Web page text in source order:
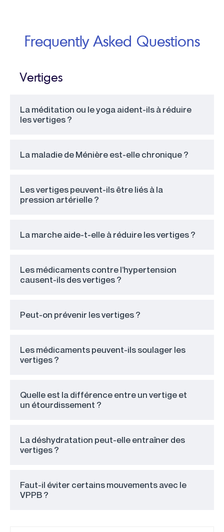
Frequently Asked Questions
Vertiges
La méditation ou le yoga aident-ils à réduire
les vertiges ?
La maladie de Ménière est-elle chronique ?
Les vertiges peuvent-ils être liés à la
pression artérielle ?
La marche aide-t-elle à réduire les vertiges ?
Les médicaments contre l’hypertension
causent-ils des vertiges ?
Peut-on prévenir les vertiges ?
Les médicaments peuvent-ils soulager les
vertiges ?
Quelle est la différence entre un vertige et
un étourdissement ?
La déshydratation peut-elle entraîner des
vertiges ?
Faut-il éviter certains mouvements avec le
VPPB ?